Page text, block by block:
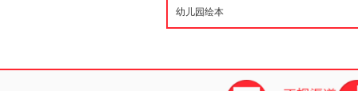
家以富有当代气息的艺术手法
彩，使儿童从经典中获得文学